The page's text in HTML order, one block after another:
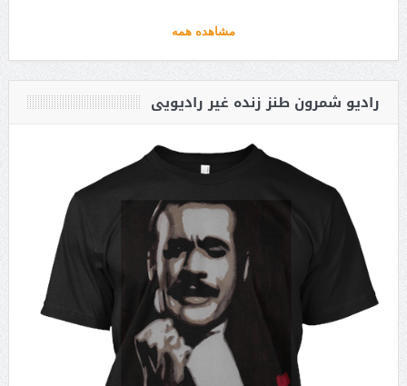
مشاهده همه
رادیو شمرون طنز زنده غیر رادیویی